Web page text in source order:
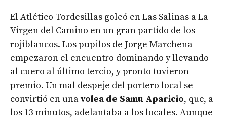
El Atlético Tordesillas goleó en Las Salinas a La
Virgen del Camino en un gran partido de los
rojiblancos. Los pupilos de Jorge Marchena
empezaron el encuentro dominando y llevando
al cuero al último tercio, y pronto tuvieron
premio. Un mal despeje del portero local se
convirtió en unavolea de Samu Aparicio, que, a
los 13 minutos, adelantaba a los locales. Aunque